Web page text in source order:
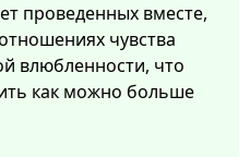
проведенных вместе,
чувства
влюбленности, что
как можно больше